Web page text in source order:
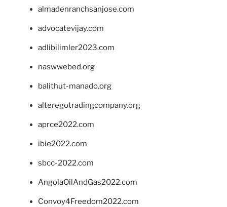
almadenranchsanjose.com
advocatevijay.com
adlibilimler2023.com
naswwebed.org
balithut-manado.org
alteregotradingcompany.org
aprce2022.com
ibie2022.com
sbcc-2022.com
AngolaOilAndGas2022.com
Convoy4Freedom2022.com